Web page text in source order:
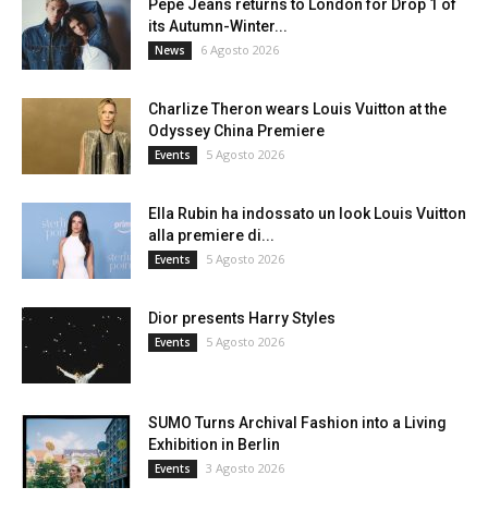
Pepe Jeans returns to London for Drop 1 of
its Autumn-Winter...
News 6 Agosto 2026
Charlize Theron wears Louis Vuitton at the
Odyssey China Premiere
Events 5 Agosto 2026
Ella Rubin ha indossato un look Louis Vuitton
alla premiere di...
Events 5 Agosto 2026
Dior presents Harry Styles
Events 5 Agosto 2026
SUMO Turns Archival Fashion into a Living
Exhibition in Berlin
Events 3 Agosto 2026